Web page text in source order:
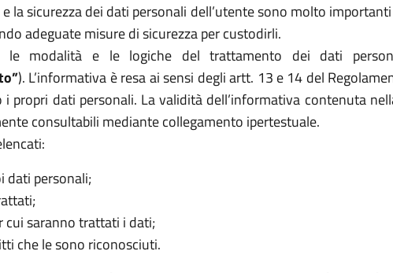
la sicurezza dei dati personali dell’utente sono molto
adeguate misure di sicurezza per custodirli.
le modalità e le logiche del trattamento dei dati
). L’informativa è resa ai sensi degli artt. 13 e 14 del
propri dati personali. La validità dell’informativa contenuta
consultabili mediante collegamento ipertestuale.
dati personali;
cui saranno trattati i dati;
che le sono riconosciuti.